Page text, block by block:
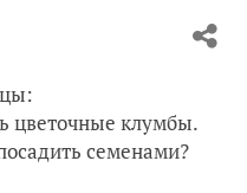
цветочные клумбы.
семенами?